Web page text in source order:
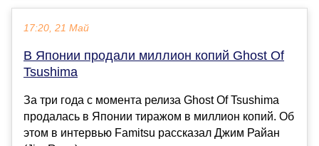
17:20, 21 Май
В Японии продали миллион копий Ghost Of
Tsushima
За три года с момента релиза Ghost Of Tsushima
продалась в Японии тиражом в миллион копий. Об
этом в интервью Famitsu рассказал Джим Райан